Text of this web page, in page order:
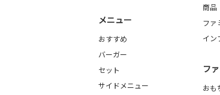
メニュー
おすすめ
バーガー
セット
サイドメニュー
商品
ファ
イン
フ
おも